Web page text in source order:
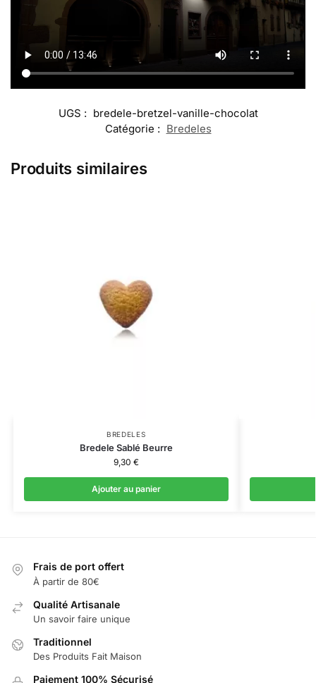
UGS : bredele-bretzel-vanille-chocolat
Catégorie : Bredeles
Produits similaires
BREDELES
Bredele Sablé Beurre
9,30 €
Ajouter au panier
Frais de port offert
À partir de 80€
Qualité Artisanale
Un savoir faire unique
Traditionnel
Des Produits Fait Maison
Paiement 100% Sécurisé